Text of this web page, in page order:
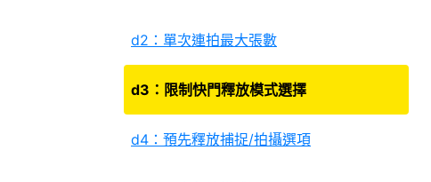
d2：單次連拍最大張數
d3：限制快門釋放模式選擇
d4：預先釋放捕捉/拍攝選項